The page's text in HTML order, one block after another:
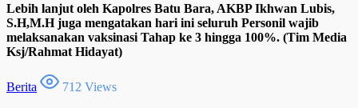
Lebih lanjut oleh Kapolres Batu Bara, AKBP Ikhwan Lubis,
S.H,M.H juga mengatakan hari ini seluruh Personil wajib
melaksanakan vaksinasi Tahap ke 3 hingga 100%. (Tim Media
Ksj/Rahmat Hidayat)
Berita 712 Views